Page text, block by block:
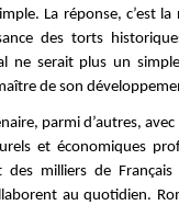
La réponse, c’est
des torts
ne serait plus un
de son
parmi d’autres,
et économiques
milliers de
au quotidien.